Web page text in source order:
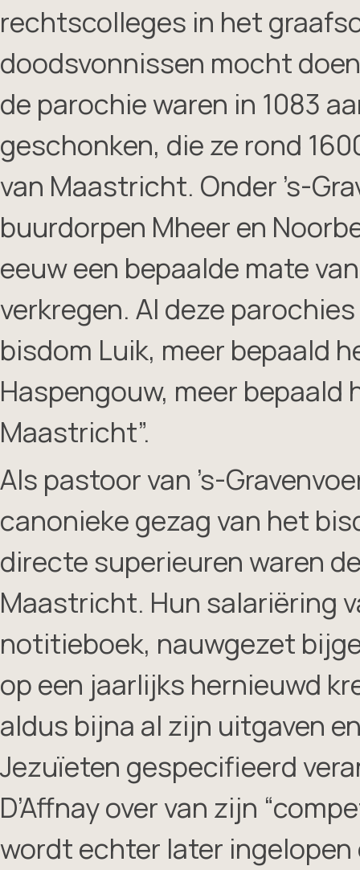
rechtscolleges in het
doodsvonnissen mocht
de parochie waren in 1083
geschonken, die ze rond
van Maastricht. Onder ’s-
buurdorpen Mheer en
eeuw een bepaalde mate
verkregen. Al deze
bisdom Luik, meer bepaald
Haspengouw, meer bepaald
Maastricht”.
Als pastoor van ’s-
canonieke gezag van het
directe superieuren waren
Maastricht. Hun salariëring
notitieboek, nauwgezet
op een jaarlijks hernieuwd
aldus bijna al zijn uitgaven
Jezuïeten gespecifieerd
D’Affnay over van zijn
wordt echter later